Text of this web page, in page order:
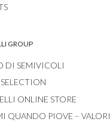
GROUP
DI SEMIVICOLI
ONLINE STORE
QUANDO PIOVE – VALORI